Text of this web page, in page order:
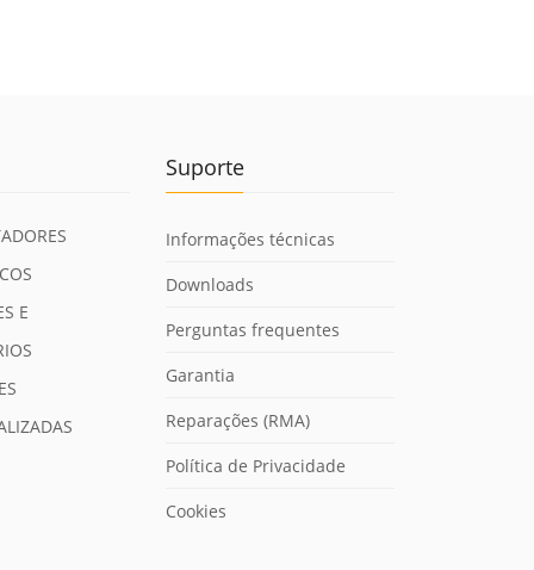
E
Suporte
Informações técnicas
Downloads
Perguntas frequentes
Garantia
Reparações (RMA)
Política de Privacidade
Cookies